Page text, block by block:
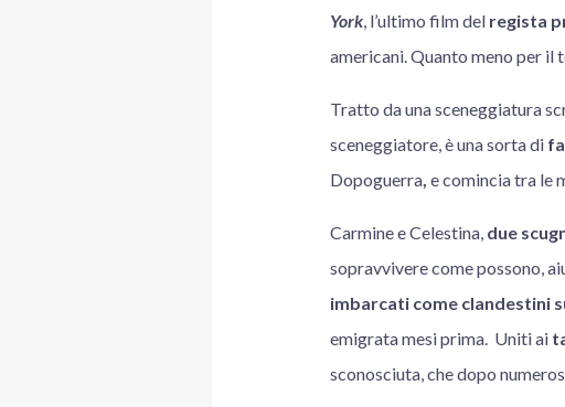
York, l’ultimo film del regista
americani. Quanto meno per il
Tratto da una sceneggiatura
sceneggiatore, è una sorta di
Dopoguerra, e comincia tra le
Carmine e Celestina, due
sopravvivere come possono,
imbarcati come clandestini
emigrata mesi prima. Uniti ai
sconosciuta, che dopo